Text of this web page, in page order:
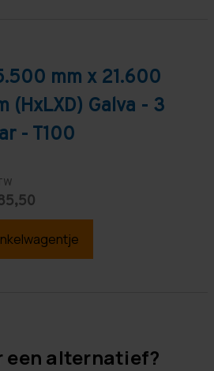
mm x 21.600
(HxLXD) Galva - 3
- T100
een alternatief?